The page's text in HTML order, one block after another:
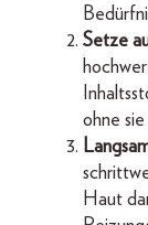
Setze
ohne
Haut